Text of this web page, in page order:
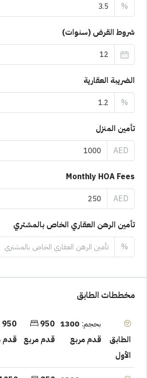
%
شروط القرض (سنوات)
الضريبة العقارية
%
تأمين المنزل
AED
Monthly HOA Fees
AED
تأمين الرهن العقاري الخاص بالمشتري
%
مخططات الطابق
الطابق
الأول
بحجم: 1300
قدم مربع
950
قدم مربع
950
قدم